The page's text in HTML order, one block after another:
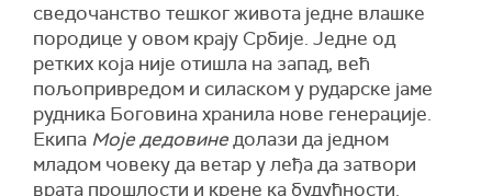
сведочанство тешког живота једне влашке
породице у овом крају Србије. Једне од
ретких која није отишла на запад, већ
пољопривредом и силаском у рударске јаме
рудника Боговина хранила нове генерације.
Екипа Моје дедовинедолази да једном
младом човеку да ветар у леђа да затвори
врата прошлости и крене ка будућности.